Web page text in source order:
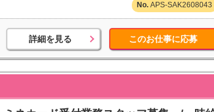
APS-SAK2608043
詳細を見る このお仕事に応募